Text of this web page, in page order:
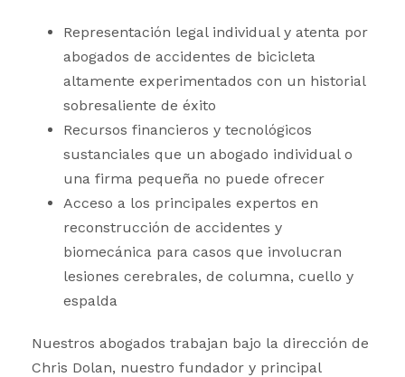
Representación legal individual y atenta por
abogados de accidentes de bicicleta
altamente experimentados con un historial
sobresaliente de éxito
Recursos financieros y tecnológicos
sustanciales que un abogado individual o
una firma pequeña no puede ofrecer
Acceso a los principales expertos en
reconstrucción de accidentes y
biomecánica para casos que involucran
lesiones cerebrales, de columna, cuello y
espalda
Nuestros abogados trabajan bajo la dirección de
Chris Dolan, nuestro fundador y principal